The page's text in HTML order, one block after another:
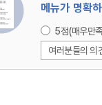
메뉴가 명확
5점(매우만
여러분들의 의